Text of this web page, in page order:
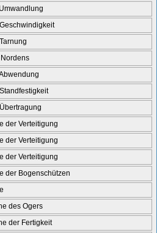
der Verteitigung
der Verteitigung
der Verteitigung
der Bogenschützen
des Ogers
der Fertigkeit